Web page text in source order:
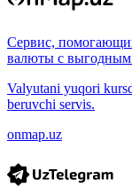
Сервис,
валюты с выгодным
Valyutani yuqori
beruvchi servis.
onmap.uz